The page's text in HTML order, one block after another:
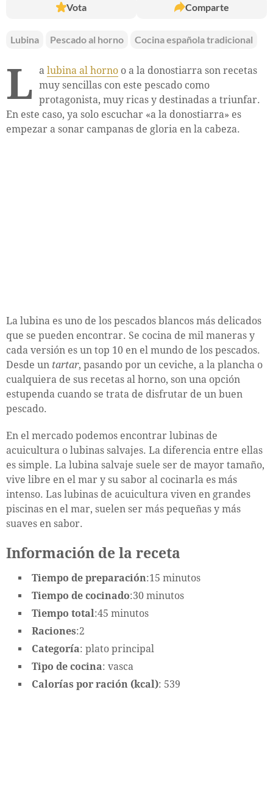
Vota Comparte
Lubina Pescado al horno Cocina española tradicional
L a lubina al horno o a la donostiarra son recetas
muy sencillas con este pescado como
protagonista, muy ricas y destinadas a triunfar.
En este caso, ya solo escuchar «a la donostiarra» es
empezar a sonar campanas de gloria en la cabeza.
La lubina es uno de los pescados blancos más delicados
que se pueden encontrar. Se cocina de mil maneras y
cada versión es un top 10 en el mundo de los pescados.
Desde un tartar, pasando por un ceviche, a la plancha o
cualquiera de sus recetas al horno, son una opción
estupenda cuando se trata de disfrutar de un buen
pescado.
En el mercado podemos encontrar lubinas de
acuicultura o lubinas salvajes. La diferencia entre ellas
es simple. La lubina salvaje suele ser de mayor tamaño,
vive libre en el mar y su sabor al cocinarla es más
intenso. Las lubinas de acuicultura viven en grandes
piscinas en el mar, suelen ser más pequeñas y más
suaves en sabor.
Información de la receta
Tiempo de preparación:15 minutos
Tiempo de cocinado:30 minutos
Tiempo total:45 minutos
Raciones:2
Categoría: plato principal
Tipo de cocina: vasca
Calorías por ración (kcal): 539